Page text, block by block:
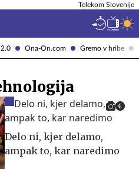
2.0 Ona-On.com Gremo v hribe
Telekom Slovenije
Delo ni, kjer delamo,
ampak to, kar naredimo